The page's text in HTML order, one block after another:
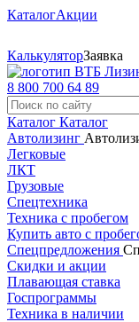
КаталогАкции
КалькуляторЗаявка
8 800 700 64 89
Каталог Каталог
Автолизинг
Легковые
ЛКТ
Грузовые
Спецтехника
Техника с пробегом
Купить авто с
Спецпредложения
Скидки и акции
Плавающая ставка
Госпрограммы
Техника в наличии